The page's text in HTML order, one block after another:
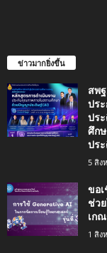
ข่าวมากยิ่งขึ้น
สพ
ปร
ปร
ศึก
ปร
5 สิง
ขอ
ช่ว
เก
1 สิง